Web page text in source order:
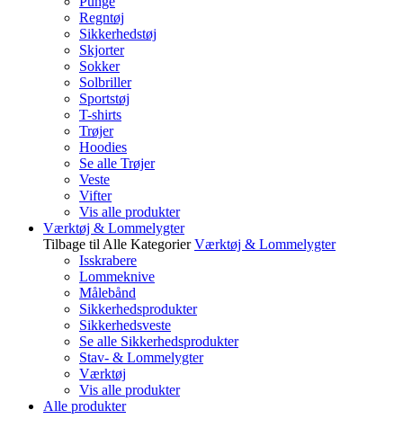
Regntøj
Sikkerhedstøj
Skjorter
Sokker
Solbriller
Sportstøj
T-shirts
Trøjer
Hoodies
Se alle Trøjer
Veste
Vifter
Vis alle produkter
Værktøj & Lommelygter
Tilbage til Alle Kategorier Værktøj & Lommelygter
Isskrabere
Lommeknive
Målebånd
Sikkerhedsprodukter
Sikkerhedsveste
Se alle Sikkerhedsprodukter
Stav- & Lommelygter
Værktøj
Vis alle produkter
Alle produkter